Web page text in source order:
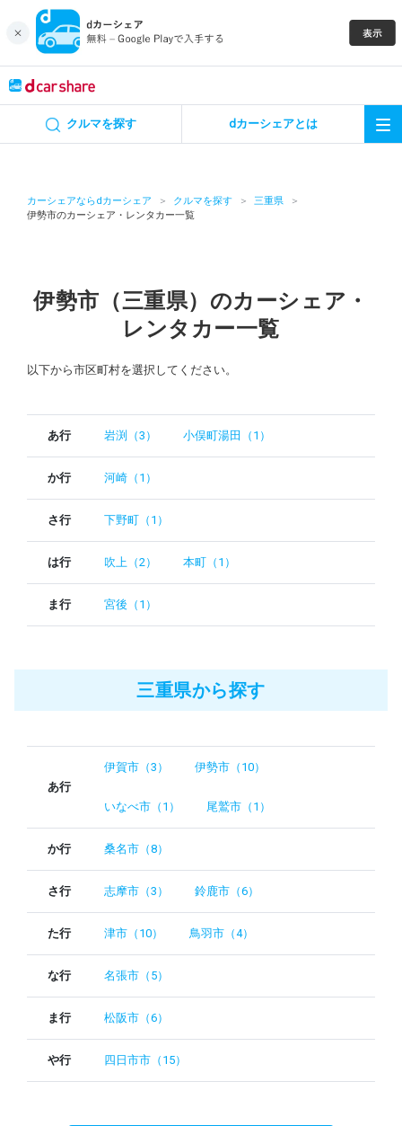
クルマを探す dカーシェアとは
カーシェアならdカーシェア クルマを探す
三重県
伊勢市のカーシェア・レンタカー一覧
伊勢市（三重県）のカーシェア・
レンタカー一覧
以下から市区町村を選択してください。
あ行 岩渕（3） 小俣町湯田（1）
か行 河崎（1）
さ行 下野町（1）
は行 吹上（2） 本町（1）
ま行 宮後（1）
三重県から探す
あ行
伊賀市（3） 伊勢市（10）
いなべ市（1） 尾鷲市（1）
か行 桑名市（8）
さ行 志摩市（3） 鈴鹿市（6）
た行 津市（10） 鳥羽市（4）
な行 名張市（5）
ま行 松阪市（6）
や行 四日市市（15）
カーシェア
特集
アプリの使い方